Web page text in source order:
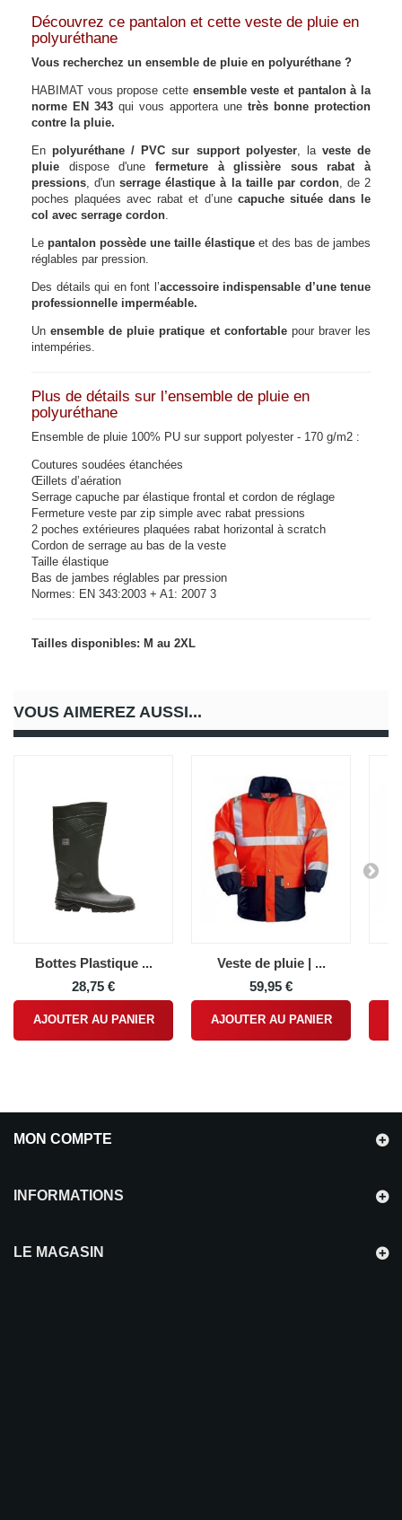
Découvrez ce pantalon et cette veste de pluie en
polyuréthane
Vous recherchez un ensemble de pluie en polyuréthane ?
HABIMAT vous propose cette ensemble veste et pantalon à la
norme EN 343 qui vous apportera une très bonne protection
contre la pluie.
Enpolyuréthane / PVC sur support polyester, la veste de
pluie dispose d'une fermeture à glissière sous rabat à
pressions, d'unserrage élastique à la taille par cordon, de 2
poches plaquées avec rabat et d’unecapuche située dans le
col avec serrage cordon.
Le pantalon possède une taille élastique et des bas de jambes
réglables par pression.
Des détails qui en font l’accessoire indispensable d’une tenue
professionnelle imperméable.
Unensemble de pluie pratique et confortablepour braver les
intempéries.
Plus de détails sur l’ensemble de pluie en
polyuréthane
Ensemble de pluie 100% PU sur support polyester - 170 g/m2 :
Coutures soudées étanchées
Œillets d’aération
Serrage capuche par élastique frontal et cordon de réglage
Fermeture veste par zip simple avec rabat pressions
2 poches extérieures plaquées rabat horizontal à scratch
Cordon de serrage au bas de la veste
Taille élastique
Bas de jambes réglables par pression
Normes: EN 343:2003 + A1: 2007 3
Tailles disponibles: M au 2XL
VOUS AIMEREZ AUSSI...
Bottes Plastique ...
28,75 €
AJOUTER AU PANIER
Veste de pluie | ...
59,95 €
AJOUTER AU PANIER
MON COMPTE
INFORMATIONS
LE MAGASIN